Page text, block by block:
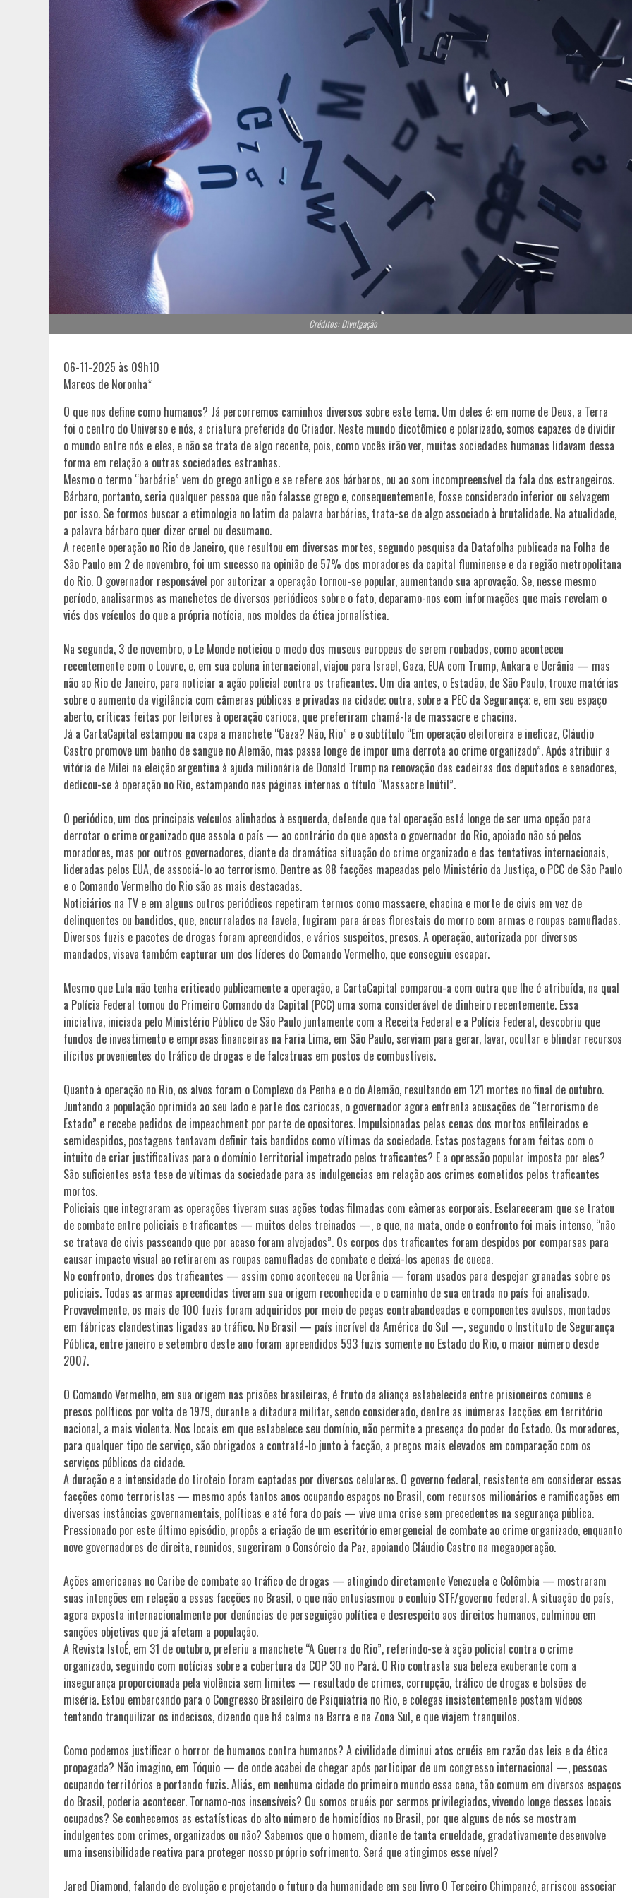
Créditos: Divulgação
06-11-2025 às 09h10
Marcos de Noronha*
O que nos define como humanos? Já percorremos caminhos diversos sobre este tema. Um deles é: em nome de Deus, a Terra
foi o centro do Universo e nós, a criatura preferida do Criador. Neste mundo dicotômico e polarizado, somos capazes de dividir
o mundo entre nós e eles, e não se trata de algo recente, pois, como vocês irão ver, muitas sociedades humanas lidavam dessa
forma em relação a outras sociedades estranhas.
Mesmo o termo “barbárie” vem do grego antigo e se refere aos bárbaros, ou ao som incompreensível da fala dos estrangeiros.
Bárbaro, portanto, seria qualquer pessoa que não falasse grego e, consequentemente, fosse considerado inferior ou selvagem
por isso. Se formos buscar a etimologia no latim da palavra barbáries, trata-se de algo associado à brutalidade. Na atualidade,
a palavra bárbaro quer dizer cruel ou desumano.
A recente operação no Rio de Janeiro, que resultou em diversas mortes, segundo pesquisa da Datafolha publicada na Folha de
São Paulo em 2 de novembro, foi um sucesso na opinião de 57% dos moradores da capital fluminense e da região metropolitana
do Rio. O governador responsável por autorizar a operação tornou-se popular, aumentando sua aprovação. Se, nesse mesmo
período, analisarmos as manchetes de diversos periódicos sobre o fato, deparamo-nos com informações que mais revelam o
viés dos veículos do que a própria notícia, nos moldes da ética jornalística.
Na segunda, 3 de novembro, o Le Monde noticiou o medo dos museus europeus de serem roubados, como aconteceu
recentemente com o Louvre, e, em sua coluna internacional, viajou para Israel, Gaza, EUA com Trump, Ankara e Ucrânia — mas
não ao Rio de Janeiro, para noticiar a ação policial contra os traficantes. Um dia antes, o Estadão, de São Paulo, trouxe matérias
sobre o aumento da vigilância com câmeras públicas e privadas na cidade; outra, sobre a PEC da Segurança; e, em seu espaço
aberto, críticas feitas por leitores à operação carioca, que preferiram chamá-la de massacre e chacina.
Já a CartaCapital estampou na capa a manchete “Gaza? Não, Rio” e o subtítulo “Em operação eleitoreira e ineficaz, Cláudio
Castro promove um banho de sangue no Alemão, mas passa longe de impor uma derrota ao crime organizado”. Após atribuir a
vitória de Milei na eleição argentina à ajuda milionária de Donald Trump na renovação das cadeiras dos deputados e senadores,
dedicou-se à operação no Rio, estampando nas páginas internas o título “Massacre Inútil”.
O periódico, um dos principais veículos alinhados à esquerda, defende que tal operação está longe de ser uma opção para
derrotar o crime organizado que assola o país — ao contrário do que aposta o governador do Rio, apoiado não só pelos
moradores, mas por outros governadores, diante da dramática situação do crime organizado e das tentativas internacionais,
lideradas pelos EUA, de associá-lo ao terrorismo. Dentre as 88 facções mapeadas pelo Ministério da Justiça, o PCC de São Paulo
e o Comando Vermelho do Rio são as mais destacadas.
Noticiários na TV e em alguns outros periódicos repetiram termos como massacre, chacina e morte de civis em vez de
delinquentes ou bandidos, que, encurralados na favela, fugiram para áreas florestais do morro com armas e roupas camufladas.
Diversos fuzis e pacotes de drogas foram apreendidos, e vários suspeitos, presos. A operação, autorizada por diversos
mandados, visava também capturar um dos líderes do Comando Vermelho, que conseguiu escapar.
Mesmo que Lula não tenha criticado publicamente a operação, a CartaCapital comparou-a com outra que lhe é atribuída, na qual
a Polícia Federal tomou do Primeiro Comando da Capital (PCC) uma soma considerável de dinheiro recentemente. Essa
iniciativa, iniciada pelo Ministério Público de São Paulo juntamente com a Receita Federal e a Polícia Federal, descobriu que
fundos de investimento e empresas financeiras na Faria Lima, em São Paulo, serviam para gerar, lavar, ocultar e blindar recursos
ilícitos provenientes do tráfico de drogas e de falcatruas em postos de combustíveis.
Quanto à operação no Rio, os alvos foram o Complexo da Penha e o do Alemão, resultando em 121 mortes no final de outubro.
Juntando a população oprimida ao seu lado e parte dos cariocas, o governador agora enfrenta acusações de “terrorismo de
Estado” e recebe pedidos de impeachment por parte de opositores. Impulsionadas pelas cenas dos mortos enfileirados e
semidespidos, postagens tentavam definir tais bandidos como vítimas da sociedade. Estas postagens foram feitas com o
intuito de criar justificativas para o domínio territorial impetrado pelos traficantes? E a opressão popular imposta por eles?
São suficientes esta tese de vítimas da sociedade para as indulgencias em relação aos crimes cometidos pelos traficantes
mortos.
Policiais que integraram as operações tiveram suas ações todas filmadas com câmeras corporais. Esclareceram que se tratou
de combate entre policiais e traficantes — muitos deles treinados —, e que, na mata, onde o confronto foi mais intenso, “não
se tratava de civis passeando que por acaso foram alvejados”. Os corpos dos traficantes foram despidos por comparsas para
causar impacto visual ao retirarem as roupas camufladas de combate e deixá-los apenas de cueca.
No confronto, drones dos traficantes — assim como aconteceu na Ucrânia — foram usados para despejar granadas sobre os
policiais. Todas as armas apreendidas tiveram sua origem reconhecida e o caminho de sua entrada no país foi analisado.
Provavelmente, os mais de 100 fuzis foram adquiridos por meio de peças contrabandeadas e componentes avulsos, montados
em fábricas clandestinas ligadas ao tráfico. No Brasil — país incrível da América do Sul —, segundo o Instituto de Segurança
Pública, entre janeiro e setembro deste ano foram apreendidos 593 fuzis somente no Estado do Rio, o maior número desde
2007.
O Comando Vermelho, em sua origem nas prisões brasileiras, é fruto da aliança estabelecida entre prisioneiros comuns e
presos políticos por volta de 1979, durante a ditadura militar, sendo considerado, dentre as inúmeras facções em território
nacional, a mais violenta. Nos locais em que estabelece seu domínio, não permite a presença do poder do Estado. Os moradores,
para qualquer tipo de serviço, são obrigados a contratá-lo junto à facção, a preços mais elevados em comparação com os
serviços públicos da cidade.
A duração e a intensidade do tiroteio foram captadas por diversos celulares. O governo federal, resistente em considerar essas
facções como terroristas — mesmo após tantos anos ocupando espaços no Brasil, com recursos milionários e ramificações em
diversas instâncias governamentais, políticas e até fora do país — vive uma crise sem precedentes na segurança pública.
Pressionado por este último episódio, propôs a criação de um escritório emergencial de combate ao crime organizado, enquanto
nove governadores de direita, reunidos, sugeriram o Consórcio da Paz, apoiando Cláudio Castro na megaoperação.
Ações americanas no Caribe de combate ao tráfico de drogas — atingindo diretamente Venezuela e Colômbia — mostraram
suas intenções em relação a essas facções no Brasil, o que não entusiasmou o conluio STF/governo federal. A situação do país,
agora exposta internacionalmente por denúncias de perseguição política e desrespeito aos direitos humanos, culminou em
sanções objetivas que já afetam a população.
A Revista IstoÉ, em 31 de outubro, preferiu a manchete “A Guerra do Rio”, referindo-se à ação policial contra o crime
organizado, seguindo com notícias sobre a cobertura da COP 30 no Pará. O Rio contrasta sua beleza exuberante com a
insegurança proporcionada pela violência sem limites — resultado de crimes, corrupção, tráfico de drogas e bolsões de
miséria. Estou embarcando para o Congresso Brasileiro de Psiquiatria no Rio, e colegas insistentemente postam vídeos
tentando tranquilizar os indecisos, dizendo que há calma na Barra e na Zona Sul, e que viajem tranquilos.
Como podemos justificar o horror de humanos contra humanos? A civilidade diminui atos cruéis em razão das leis e da ética
propagada? Não imagino, em Tóquio — de onde acabei de chegar após participar de um congresso internacional —, pessoas
ocupando territórios e portando fuzis. Aliás, em nenhuma cidade do primeiro mundo essa cena, tão comum em diversos espaços
do Brasil, poderia acontecer. Tornamo-nos insensíveis? Ou somos cruéis por sermos privilegiados, vivendo longe desses locais
ocupados? Se conhecemos as estatísticas do alto número de homicídios no Brasil, por que alguns de nós se mostram
indulgentes com crimes, organizados ou não? Sabemos que o homem, diante de tanta crueldade, gradativamente desenvolve
uma insensibilidade reativa para proteger nosso próprio sofrimento. Será que atingimos esse nível?
Jared Diamond, falando de evolução e projetando o futuro da humanidade em seu livro O Terceiro Chimpanzé, arriscou associar